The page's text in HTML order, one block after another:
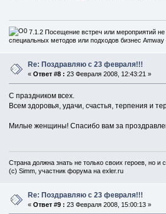
7.1.2 Посещение встреч или мероприятий не
специальных методов или подходов бизнес
Re: Поздравляю с 23 февраля!!!
«Ответ #8 : 23 Февраля 2008, 12:43:21 »
С праздником всех.
Всем здоровья, удачи, счастья, терпения и
Милые женщины! Спасибо вам за
Страна должна знать не только своих героев, но и
(c) Simm, участник форума на exler.ru
Re: Поздравляю с 23 февраля!!!
«Ответ #9 : 23 Февраля 2008, 15:00:13 »